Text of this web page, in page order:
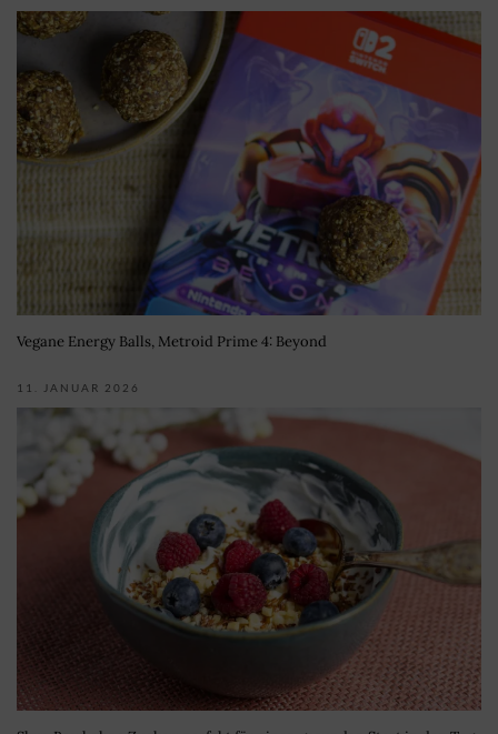
Vegane Energy Balls, Metroid Prime 4: Beyond
11. JANUAR 2026